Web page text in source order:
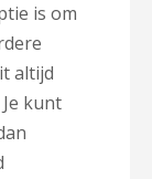
is om
altijd
kunt